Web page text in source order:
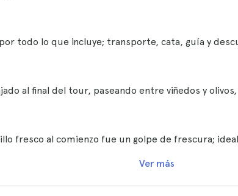
todo lo que incluye; transporte, cata, guía y
al final del tour, paseando entre viñedos y
fresco al comienzo fue un golpe de frescura;
Ver más